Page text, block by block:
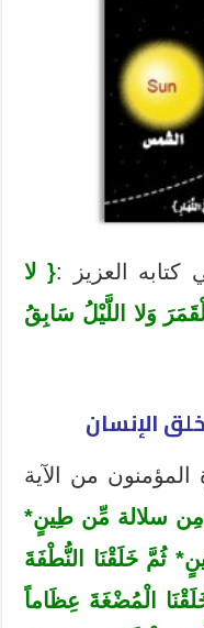
كتابه العزيز :{ لا
وَلا اللَّيْلُ سَابِقُ
الإنسان
من الآية
مِن سلالة مِّن طِينٍ*
ثُمَّ خَلَقْنَا النُّطْفَةَ
الْمُضْغَةَ عِظَاماً